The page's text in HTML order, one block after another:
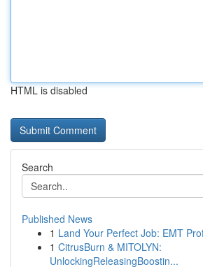
HTML is disabled
Search
Published News
1 Land Your Perfect Job: EMT
1 CitrusBurn & MITOLYN:
UnlockingReleasingBoostin...